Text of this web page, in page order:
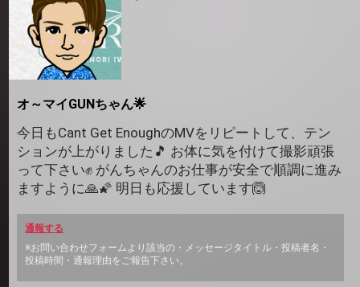
オ～マイGUNちゃん🌟
今日もCant Get EnoughのMVをリピートして、テン
ションが上がりました🎵 お体に気を付けて撮影頑張
って下さい✊ がんちゃんのお仕事が安全で順調に進み
ますように🙏🌠 明日も応援しています🙆
通報する
※お問い合わせフォームより該当の・メッセージタイトル・投稿者名・
投稿時間・通報理由をご報告下さい。